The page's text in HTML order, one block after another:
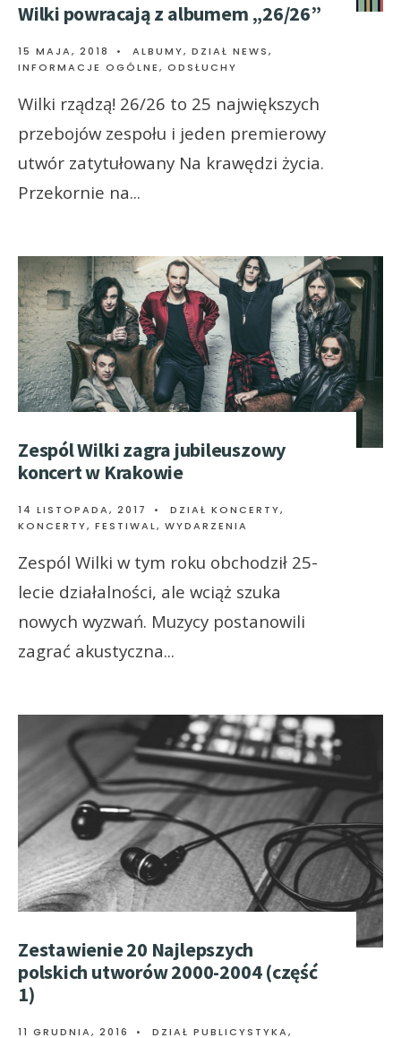
Wilki powracają z albumem „26/26”
15 MAJA, 2018 • ALBUMY, DZIAŁ NEWS,
INFORMACJE OGÓLNE, ODSŁUCHY
Wilki rządzą! 26/26 to 25 największych
przebojów zespołu i jeden premierowy
utwór zatytułowany Na krawędzi życia.
Przekornie na...
Zespól Wilki zagra jubileuszowy
koncert w Krakowie
14 LISTOPADA, 2017 • DZIAŁ KONCERTY,
KONCERTY, FESTIWAL, WYDARZENIA
Zespól Wilki w tym roku obchodził 25-
lecie działalności, ale wciąż szuka
nowych wyzwań. Muzycy postanowili
zagrać akustyczna...
Zestawienie 20 Najlepszych
polskich utworów 2000-2004 (część
1)
11 GRUDNIA, 2016 • DZIAŁ PUBLICYSTYKA,